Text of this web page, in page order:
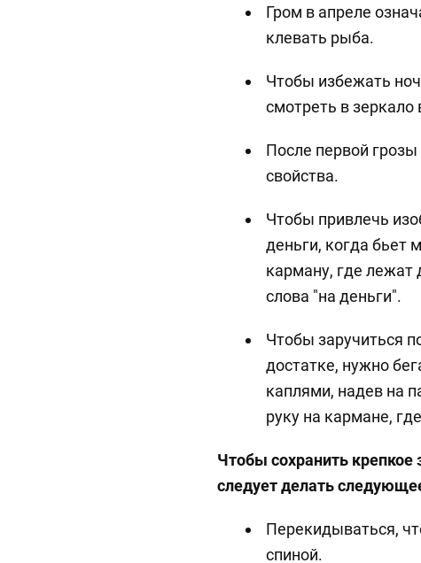
Гром в апреле
клевать рыба.
Чтобы избежать
смотреть в
После первой
свойства.
Чтобы привлечь
деньги, когда бьет
карману, где лежат
слова "на деньги".
Чтобы заручиться
достатке, нужно
каплями, надев на
руку на кармане,
Чтобы сохранить крепкое
следует делать
Перекидываться,
спиной.